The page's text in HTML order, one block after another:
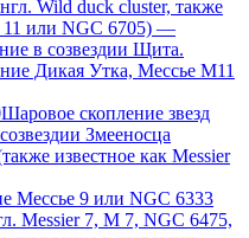
Дикая Утка, Мессье М11
Шаровое скопление звезд
Змееносца
Мессье 9 или NGC 6333